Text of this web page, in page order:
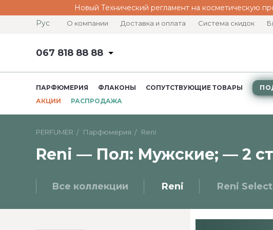
Новый Технический регламент на косметическую
Рус
О компании Доставка и оплата Система скидок
067 818 88 88
ПАРФЮМЕРИЯ ФЛАКОНЫ СОПУТСТВУЮЩИЕ ТОВАРЫ
АКЦИИ
РАСПРОДАЖА
PERFUMER Парфюмерия Reni
Reni — Пол: Мужские; — 2
Все коллекции Reni Reni